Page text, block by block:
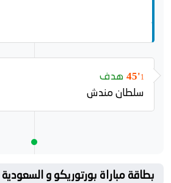
45'1
هدف
سلطان مندش
بطاقة مباراة بورتوريكو و السعودية